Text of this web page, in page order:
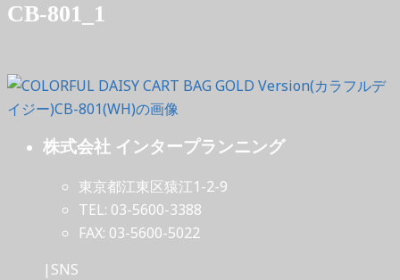
CB-801_1
株式会社 インタープランニング
東京都江東区猿江1-2-9
TEL: 03-5600-3388
FAX: 03-5600-5022
|SNS